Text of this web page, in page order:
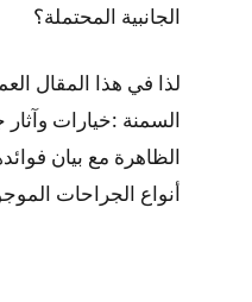
الجانبية المحتملة؟
لذا في هذا المقال
السمنة :خيارات
الظاهرة مع بيان
أنواع الجراحات